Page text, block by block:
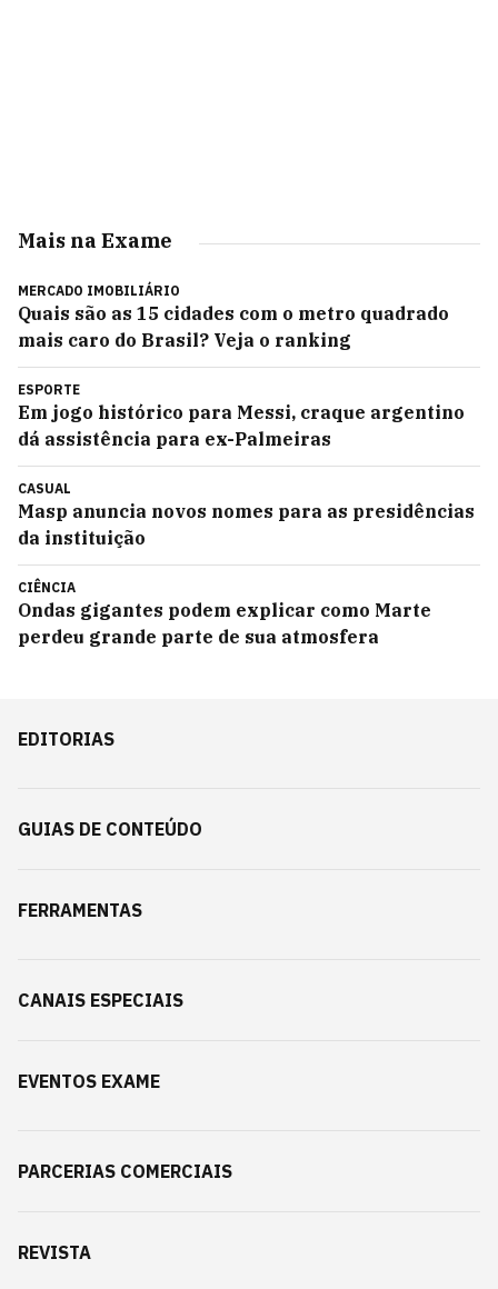
Mais na Exame
MERCADO IMOBILIÁRIO
Quais são as 15 cidades com o metro quadrado
mais caro do Brasil? Veja o ranking
ESPORTE
Em jogo histórico para Messi, craque argentino
dá assistência para ex-Palmeiras
CASUAL
Masp anuncia novos nomes para as presidências
da instituição
CIÊNCIA
Ondas gigantes podem explicar como Marte
perdeu grande parte de sua atmosfera
EDITORIAS
GUIAS DE CONTEÚDO
FERRAMENTAS
CANAIS ESPECIAIS
EVENTOS EXAME
PARCERIAS COMERCIAIS
REVISTA